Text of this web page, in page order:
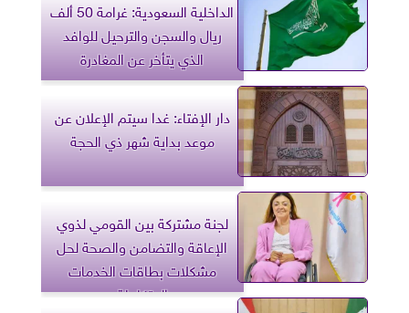
الداخلية السعودية: غرامة 50 ألف
ريال والسجن والترحيل للوافد
الذي يتأخر عن المغادرة
دار الإفتاء: غدا سيتم الإعلان عن
موعد بداية شهر ذي الحجة
لجنة مشتركة بين القومي لذوي
الإعاقة والتضامن والصحة لحل
مشكلات بطاقات الخدمات
المتكاملة